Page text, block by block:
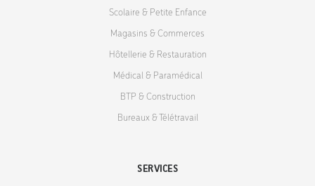
Scolaire & Petite Enfance
Magasins & Commerces
Hôtellerie & Restauration
Médical & Paramédical
BTP & Construction
Bureaux & Télétravail
SERVICES